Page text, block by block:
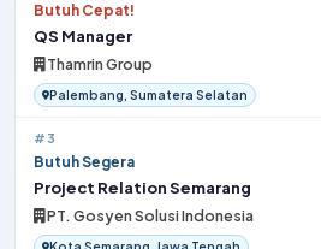
Butuh Cepat!
QS Manager
Thamrin Group
Palembang, Sumatera Selatan
#3
Butuh Segera
Project Relation Semarang
PT. Gosyen Solusi Indonesia